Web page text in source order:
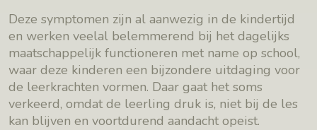
Deze symptomen zijn al aanwezig in de kindertijd
en werken veelal belemmerend bij het dagelijks
maatschappelijk functioneren met name op school,
waar deze kinderen een bijzondere uitdaging voor
de leerkrachten vormen. Daar gaat het soms
verkeerd, omdat de leerling druk is, niet bij de les
kan blijven en voortdurend aandacht opeist.